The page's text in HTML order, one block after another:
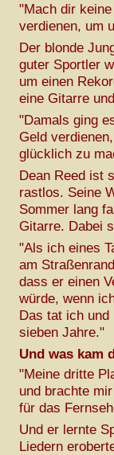
"Mach dir
verdienen, um
Der blonde
guter Sportler
um einen
eine Gitarre
"Damals ging
Geld
glücklich zu
Dean Reed ist
rastlos. Seine
Sommer lang
Gitarre. Dabei
"Als ich eines
am
dass er einen
würde, wenn
Das tat ich
sieben Jahre."
Und was kam
"Meine dritte
und brachte
für das
Und er lernte
Liedern